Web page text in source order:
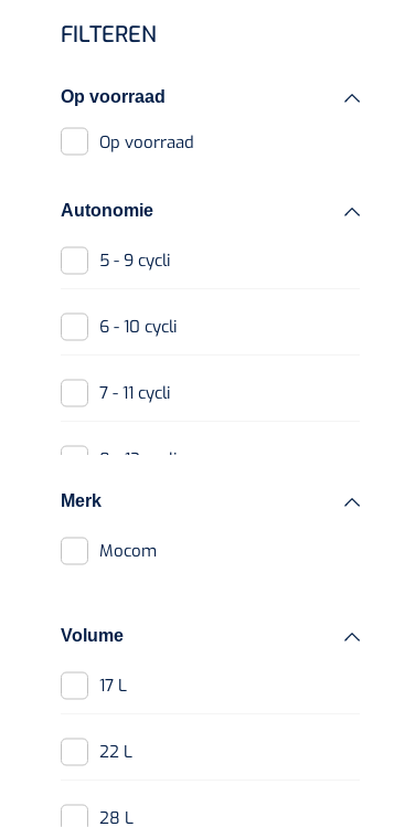
FILTEREN
Op voorraad
Op voorraad
Autonomie
5 - 9 cycli
6 - 10 cycli
7 - 11 cycli
8 - 12 cycli
Merk
Mocom
Volume
17 L
22 L
28 L